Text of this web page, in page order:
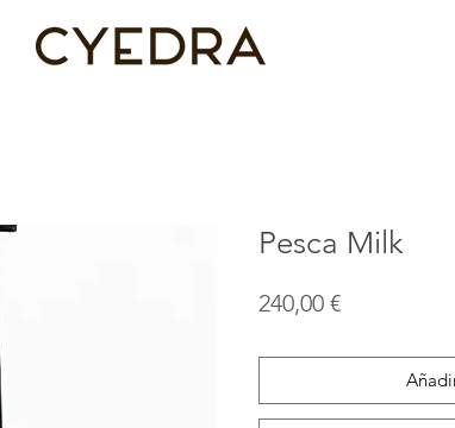
Pesca Milk
240,00 €Precio